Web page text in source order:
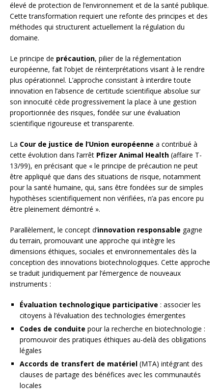
élevé de protection de l’environnement et de la santé publique.
Cette transformation requiert une refonte des principes et des
méthodes qui structurent actuellement la régulation du
domaine.
Le principe de précaution, pilier de la réglementation
européenne, fait l’objet de réinterprétations visant à le rendre
plus opérationnel. L’approche consistant à interdire toute
innovation en l’absence de certitude scientifique absolue sur
son innocuité cède progressivement la place à une gestion
proportionnée des risques, fondée sur une évaluation
scientifique rigoureuse et transparente.
La Cour de justice de l’Union européenne a contribué à
cette évolution dans l’arrêt Pfizer Animal Health (affaire T-
13/99), en précisant que « le principe de précaution ne peut
être appliqué que dans des situations de risque, notamment
pour la santé humaine, qui, sans être fondées sur de simples
hypothèses scientifiquement non vérifiées, n’a pas encore pu
être pleinement démontré ».
Parallèlement, le concept d’innovation responsable gagne
du terrain, promouvant une approche qui intègre les
dimensions éthiques, sociales et environnementales dès la
conception des innovations biotechnologiques. Cette approche
se traduit juridiquement par l’émergence de nouveaux
instruments :
Évaluation technologique participative : associer les
citoyens à l’évaluation des technologies émergentes
Codes de conduite pour la recherche en biotechnologie :
promouvoir des pratiques éthiques au-delà des obligations
légales
Accords de transfert de matériel (MTA) intégrant des
clauses de partage des bénéfices avec les communautés
locales